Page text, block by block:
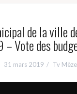
de la ville
Vote des
31 mars 2019 Tv Mèze